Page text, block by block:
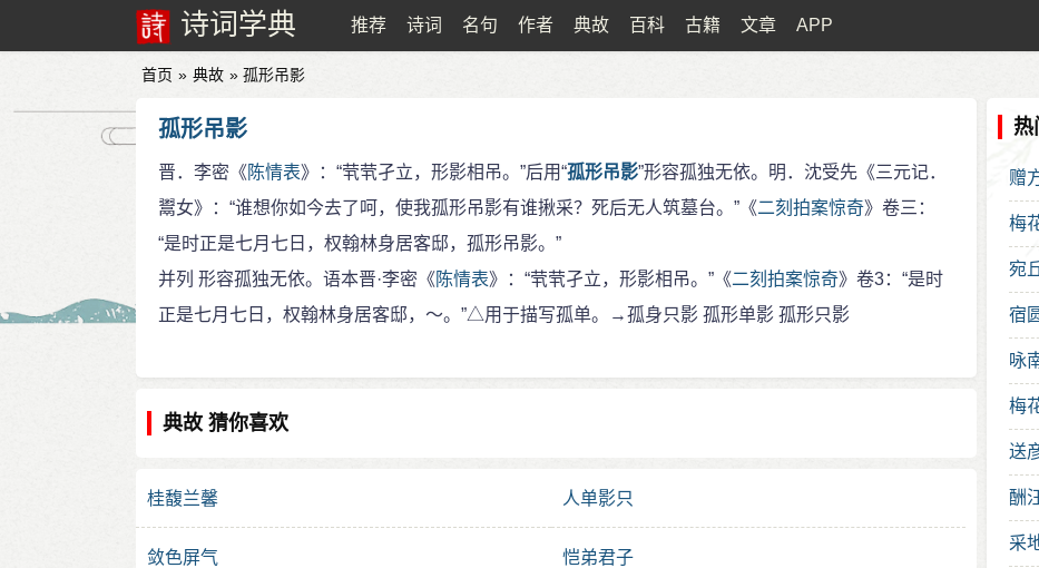
诗词学典 推荐 诗词 名句 作者 典故 百科 古籍 文章 APP
首页 » 典故 » 孤形吊影
孤形吊影
晋．李密《 陈情表》：“茕茕孑立，形影相吊。”后用“孤形吊影”形容孤独无依。明．沈受先《三元记．
鬻女》：“谁想你如今去了呵，使我孤形吊影有谁揪采？死后无人筑墓台。”《二刻拍案惊奇》卷三：
“是时正是七月七日，权翰林身居客邸，孤形吊影。”
并列 形容孤独无依。语本晋·李密《 陈情表》：“茕茕孑立，形影相吊。”《二刻拍案惊奇》卷3：“是时
正是七月七日，权翰林身居客邸，～。”△用于描写孤单。→孤身只影 孤形单影 孤形只影
典故 猜你喜欢
桂馥兰馨 人单影只
敛色屏气 恺弟君子
热
赠
梅
宛
宿
咏
梅
送
酬
采